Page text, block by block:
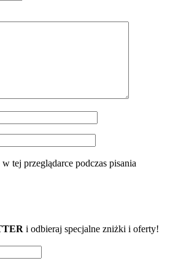
tej przeglądarce podczas pisania
i odbieraj specjalne zniżki i oferty!